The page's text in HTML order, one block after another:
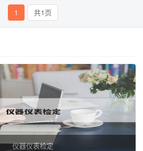
1 共1页
仪器仪表检定